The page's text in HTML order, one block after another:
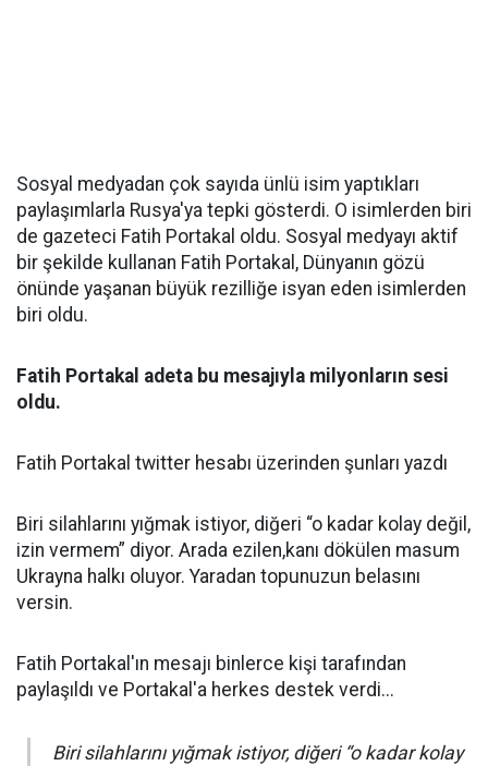
Sosyal medyadan çok sayıda ünlü isim yaptıkları
paylaşımlarla Rusya'ya tepki gösterdi. O isimlerden biri
de gazeteci Fatih Portakal oldu. Sosyal medyayı aktif
bir şekilde kullanan Fatih Portakal, Dünyanın gözü
önünde yaşanan büyük rezilliğe isyan eden isimlerden
biri oldu.
Fatih Portakal adeta bu mesajıyla milyonların sesi
oldu.
Fatih Portakal twitter hesabı üzerinden şunları yazdı
Biri silahlarını yığmak istiyor, diğeri “o kadar kolay değil,
izin vermem” diyor. Arada ezilen,kanı dökülen masum
Ukrayna halkı oluyor. Yaradan topunuzun belasını
versin.
Fatih Portakal'ın mesajı binlerce kişi tarafından
paylaşıldı ve Portakal'a herkes destek verdi...
Biri silahlarını yığmak istiyor, diğeri “o kadar kolay